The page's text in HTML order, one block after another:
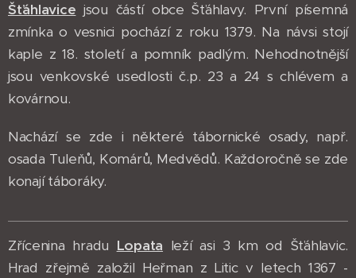
Šťáhlavice jsou částí obce Šťáhlavy. První písemná
zmínka o vesnici pochází z roku 1379. Na návsi stojí
kaple z 18. století a pomník padlým. Nehodnotnější
jsou venkovské usedlosti č.p. 23 a 24 s chlévem a
kovárnou.
Nachází se zde i některé tábornické osady, např.
osada Tuleňů, Komárů, Medvědů. Každoročně se zde
konají táboráky.
Zřícenina hradu Lopata leží asi 3 km od Šťáhlavic.
Hrad zřejmě založil Heřman z Litic v letech 1367 -